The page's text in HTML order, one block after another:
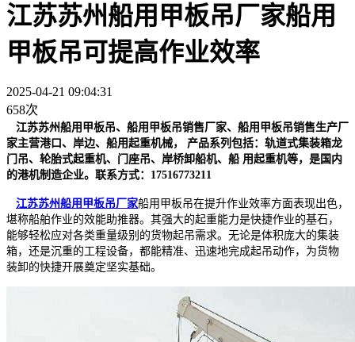
江苏苏州船用甲板吊厂家船用
甲板吊可提高作业效率
2025-04-21 09:04:31
658次
江苏苏州船用甲板吊、船用甲板吊销售厂家、船用甲板吊销售生产厂
家主营港口、岸边、船用起重机械， 产品系列包括：轨道式集装箱龙
门吊、轮胎式起重机、门座吊、岸桥卸船机、船 用起重机等，是国内
的港机制造企业。联系方式：17516773211
江苏苏州船用甲板吊厂家船用甲板吊在提升作业效率方面表现出色，
堪称船舶作业的效能助推器。其强大的起重能力是快捷作业的基石，
能够轻松应对各类重量级别的货物起吊需求。无论是体积庞大的集装
箱，还是沉重的工程设备，都能精准、迅速地完成起吊动作，为货物
装卸的快捷开展奠定坚实基础。